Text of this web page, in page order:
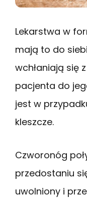
Lekarstwa w
mają to do
wchłaniają się
pacjenta do
jest w
kleszcze.
Czworonóg
przedostaniu
uwolniony i